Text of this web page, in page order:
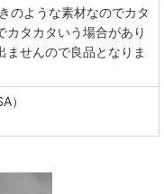
のような素材なのでカタ
タカタいう場合があり
ませんので良品となりま
）